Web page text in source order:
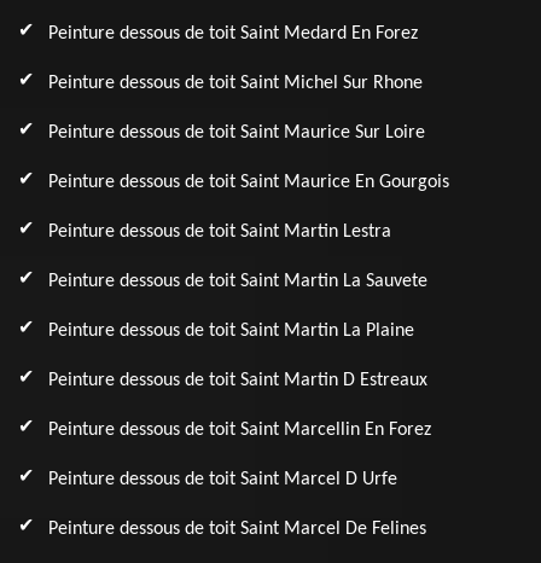
Peinture dessous de toit Saint Medard En Forez
Peinture dessous de toit Saint Michel Sur Rhone
Peinture dessous de toit Saint Maurice Sur Loire
Peinture dessous de toit Saint Maurice En Gourgois
Peinture dessous de toit Saint Martin Lestra
Peinture dessous de toit Saint Martin La Sauvete
Peinture dessous de toit Saint Martin La Plaine
Peinture dessous de toit Saint Martin D Estreaux
Peinture dessous de toit Saint Marcellin En Forez
Peinture dessous de toit Saint Marcel D Urfe
Peinture dessous de toit Saint Marcel De Felines